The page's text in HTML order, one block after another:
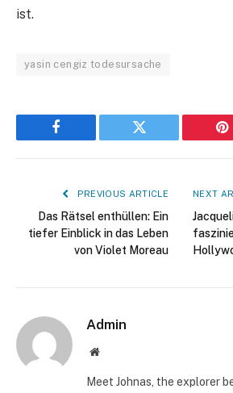
ist.
yasin cengiz todesursache
Facebook Twitter
PREVIOUS ARTICLE
Das Rätsel enthüllen: Ein
tiefer Einblick in das Leben
von Violet Moreau
NEXT
Admin
Website
Meet Johnas, the explorer